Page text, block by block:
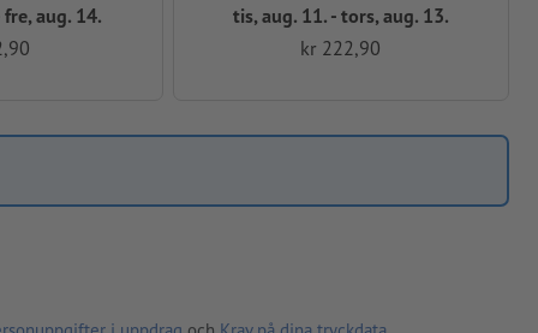
aug. 14.
tis, aug. 11. - tors, aug. 13.
kr 222,90